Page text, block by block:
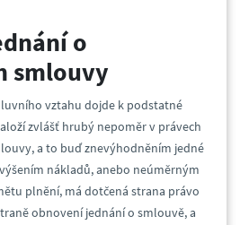
o
smlouvy
vztahu dojde k podstatné
zvlášť hrubý nepoměr v právech
a to buď znevýhodněním jedné
nákladů, anebo neúměrným
plnění, má dotčená strana právo
obnovení jednání o smlouvě, a